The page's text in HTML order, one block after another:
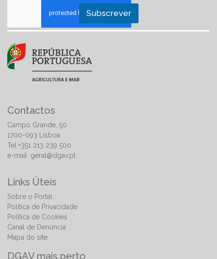
Subscrever
Contactos
Campo Grande, 50
1700-093 Lisboa
Tel +351 213 239 500
e-mail: geral@dgav.pt
Links Úteis
Sobre o Portal
Política de Privacidade
Política de Cookies
Canal de Denúncia
Mapa do site
DGAV mais perto